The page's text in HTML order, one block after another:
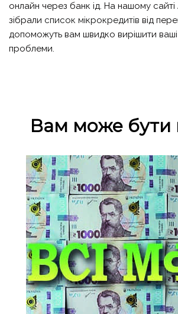
онлайн через банк ід. На нашому
зібрали список мікрокредитів від
допоможуть вам швидко вирішити ваші
проблеми.
Вам може бути